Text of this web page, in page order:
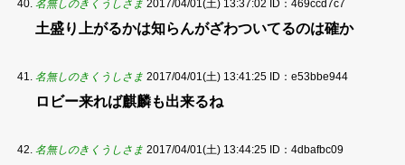
名無しのきくうしさま 2017/04/01(土) 13:37:02 ID：469ccd7c7
土盛り上がるかは知らんがざわついてるのは確か
名無しのきくうしさま 2017/04/01(土) 13:41:25 ID：e53bbe944
ロビー来れば麒麟も出来るね
名無しのきくうしさま 2017/04/01(土) 13:44:25 ID：4dbafbc09